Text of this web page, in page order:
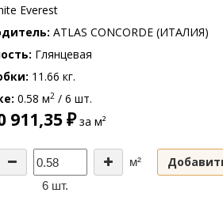
Everest
ATLAS CONCORDE (ИТАЛИЯ)
Глянцевая
11.66 кг.
0.58 м2 / 6 шт.
911,35 ₽за м²
м²
6 шт.